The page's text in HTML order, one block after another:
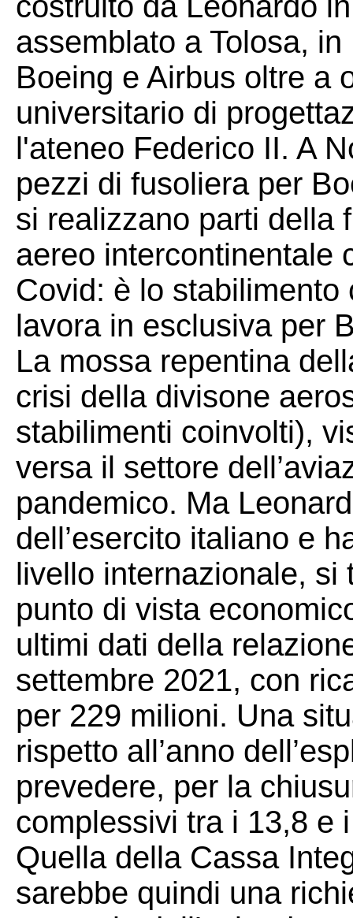
assemblato a Tolosa,
Boeing e Airbus oltre a
universitario di
l'ateneo Federico II. A
pezzi di fusoliera per
si realizzano parti della
aereo intercontinentale
Covid: è lo
lavora in esclusiva per
La mossa repentina
crisi della divisone
stabilimenti coinvolti),
versa il settore
pandemico. Ma
dell’esercito italiano e
livello internazionale, si
punto di vista
ultimi dati della
settembre 2021, con
per 229 milioni. Una
rispetto all’anno
prevedere, per la
complessivi tra i 13,8 e
Quella della Cassa
sarebbe quindi una